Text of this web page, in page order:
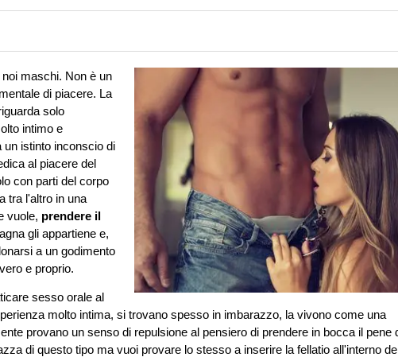
maschi. Non è un
di piacere. La
solo
intimo e
istinto inconscio di
al piacere del
con parti del corpo
tra l'altro in una
vuole, prendere il
gli appartiene e,
a un godimento
e proprio.
sesso orale al
molto intima, si trovano spesso in imbarazzo, la vivono come una
provano un senso di repulsione al pensiero di prendere in bocca il pene
di questo tipo ma vuoi provare lo stesso a inserire la fellatio all'interno